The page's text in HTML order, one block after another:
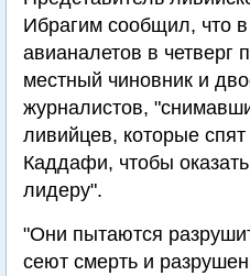
Ибрагим сообщил, что в
авианалетов в четверг
местный чиновник и
журналистов,
ливийцев, которые
Каддафи, чтобы
лидеру".
"Они пытаются
сеют смерть и